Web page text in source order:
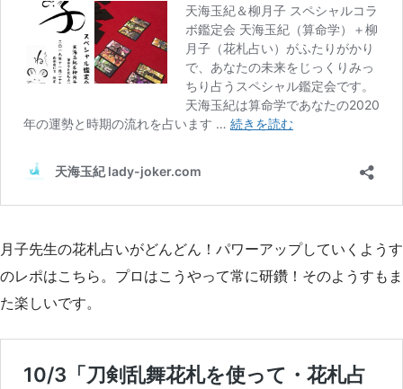
月子先生の花札占いがどんどん！パワーアップしていくようす
のレポはこちら。プロはこうやって常に研鑽！そのようすもま
た楽しいです。